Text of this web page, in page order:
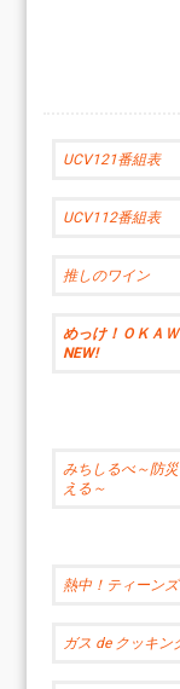
UCV121番組表
UCV112番組表
推しのワイン
めっけ！ＯＫＡＷ
NEW!
みちしるべ～防
える～
熱中！ティーンズ
ガス de クッキン